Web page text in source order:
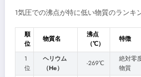
1気圧での沸点が特に低い物質のランキ
順
位
物質名
沸点
（℃）
特徴
1
位
ヘリウム
（He）
-269℃
絶対零
物質